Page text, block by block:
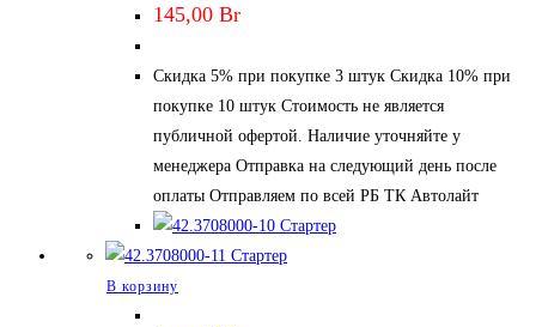
145,00 Br
Скидка 5% при покупке 3 штук Скидка 10% при
покупке 10 штук Стоимость не является
публичной офертой. Наличие уточняйте у
менеджера Отправка на следующий день после
оплаты Отправляем по всей РБ ТК Автолайт
В корзину